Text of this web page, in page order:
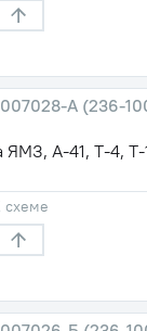
А (236-
ЯМЗ, А-41, Т-4,
схеме